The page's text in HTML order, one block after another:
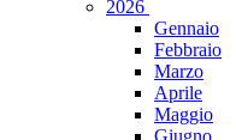
2026
Gennaio
Febbraio
Marzo
Aprile
Maggio